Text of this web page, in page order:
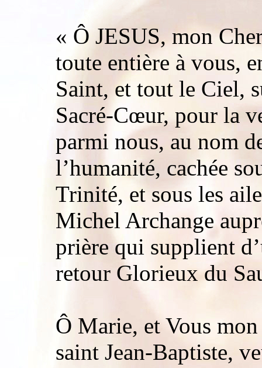
« Ô JESUS, mon
toute entière à vous,
Saint, et tout le Ciel,
Sacré-Cœur, pour la
parmi nous, au nom
l’humanité, cachée
Trinité, et sous les
Michel Archange
prière qui supplient
retour Glorieux du
Ô Marie, et Vous
saint Jean-Baptiste,